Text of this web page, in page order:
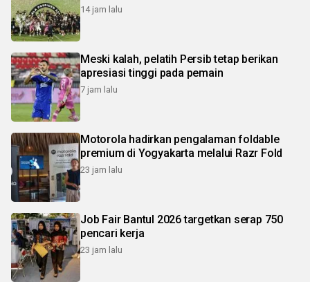
14 jam lalu
Meski kalah, pelatih Persib tetap berikan
apresiasi tinggi pada pemain
7 jam lalu
Motorola hadirkan pengalaman foldable
premium di Yogyakarta melalui Razr Fold
23 jam lalu
Job Fair Bantul 2026 targetkan serap 750
pencari kerja
23 jam lalu